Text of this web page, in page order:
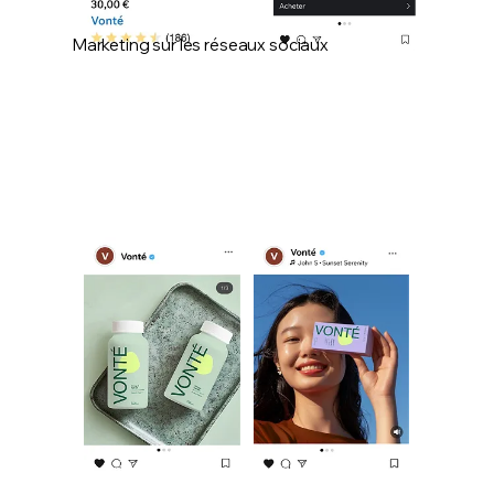
Marketing sur les réseaux sociaux